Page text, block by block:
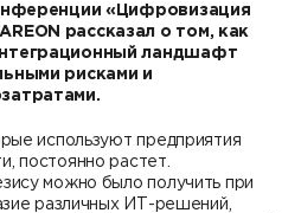
«Цифровизация
рассказал о том, как
ландшафт
рисками и
используют предприятия
постоянно растет.
можно было получить при
различных ИТ-решений,